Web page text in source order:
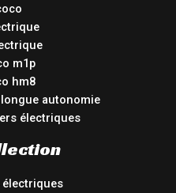
m1p
hm8
autonomie
électriques